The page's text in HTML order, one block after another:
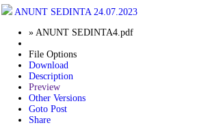
ANUNT SEDINTA 24.07.2023
» ANUNT SEDINTA4.pdf
File Options
Download
Description
Preview
Other Versions
Goto Post
Share